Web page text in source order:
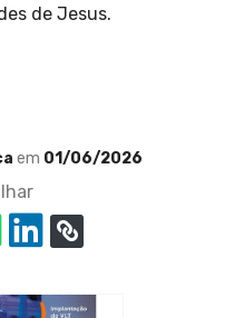
de Jesus.
em 01/06/2026